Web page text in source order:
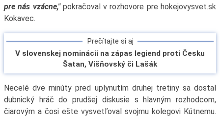
pre nás vzácne,"pokračoval v rozhovore pre hokejovysvet.sk
Kokavec.
Prečítajte si aj
V slovenskej nominácii na zápas legiend proti Česku
Šatan, Višňovský či Lašák
Necelé dve minúty pred uplynutím druhej tretiny sa dostal
dubnický hráč do prudšej diskusie s hlavným rozhodcom,
čiarovým a čosi ešte vysvetľoval svojmu kolegovi Kútnemu.